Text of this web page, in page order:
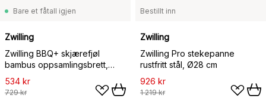
Bare et fåtall igjen
Zwilling
Zwilling BBQ+ skjærefjøl
bambus oppsamlingsbrett,
39x30 cm
534 kr
729 kr
Bestillt inn
Zwilling
Zwilling Pro stekepanne
rustfritt stål, Ø28 cm
926 kr
1 219 kr